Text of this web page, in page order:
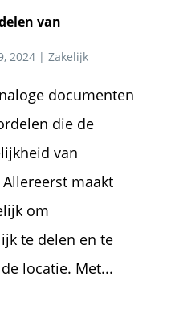
van
2024| Zakelijk
documenten
die de
van
maakt
om
te delen en te
locatie. Met...